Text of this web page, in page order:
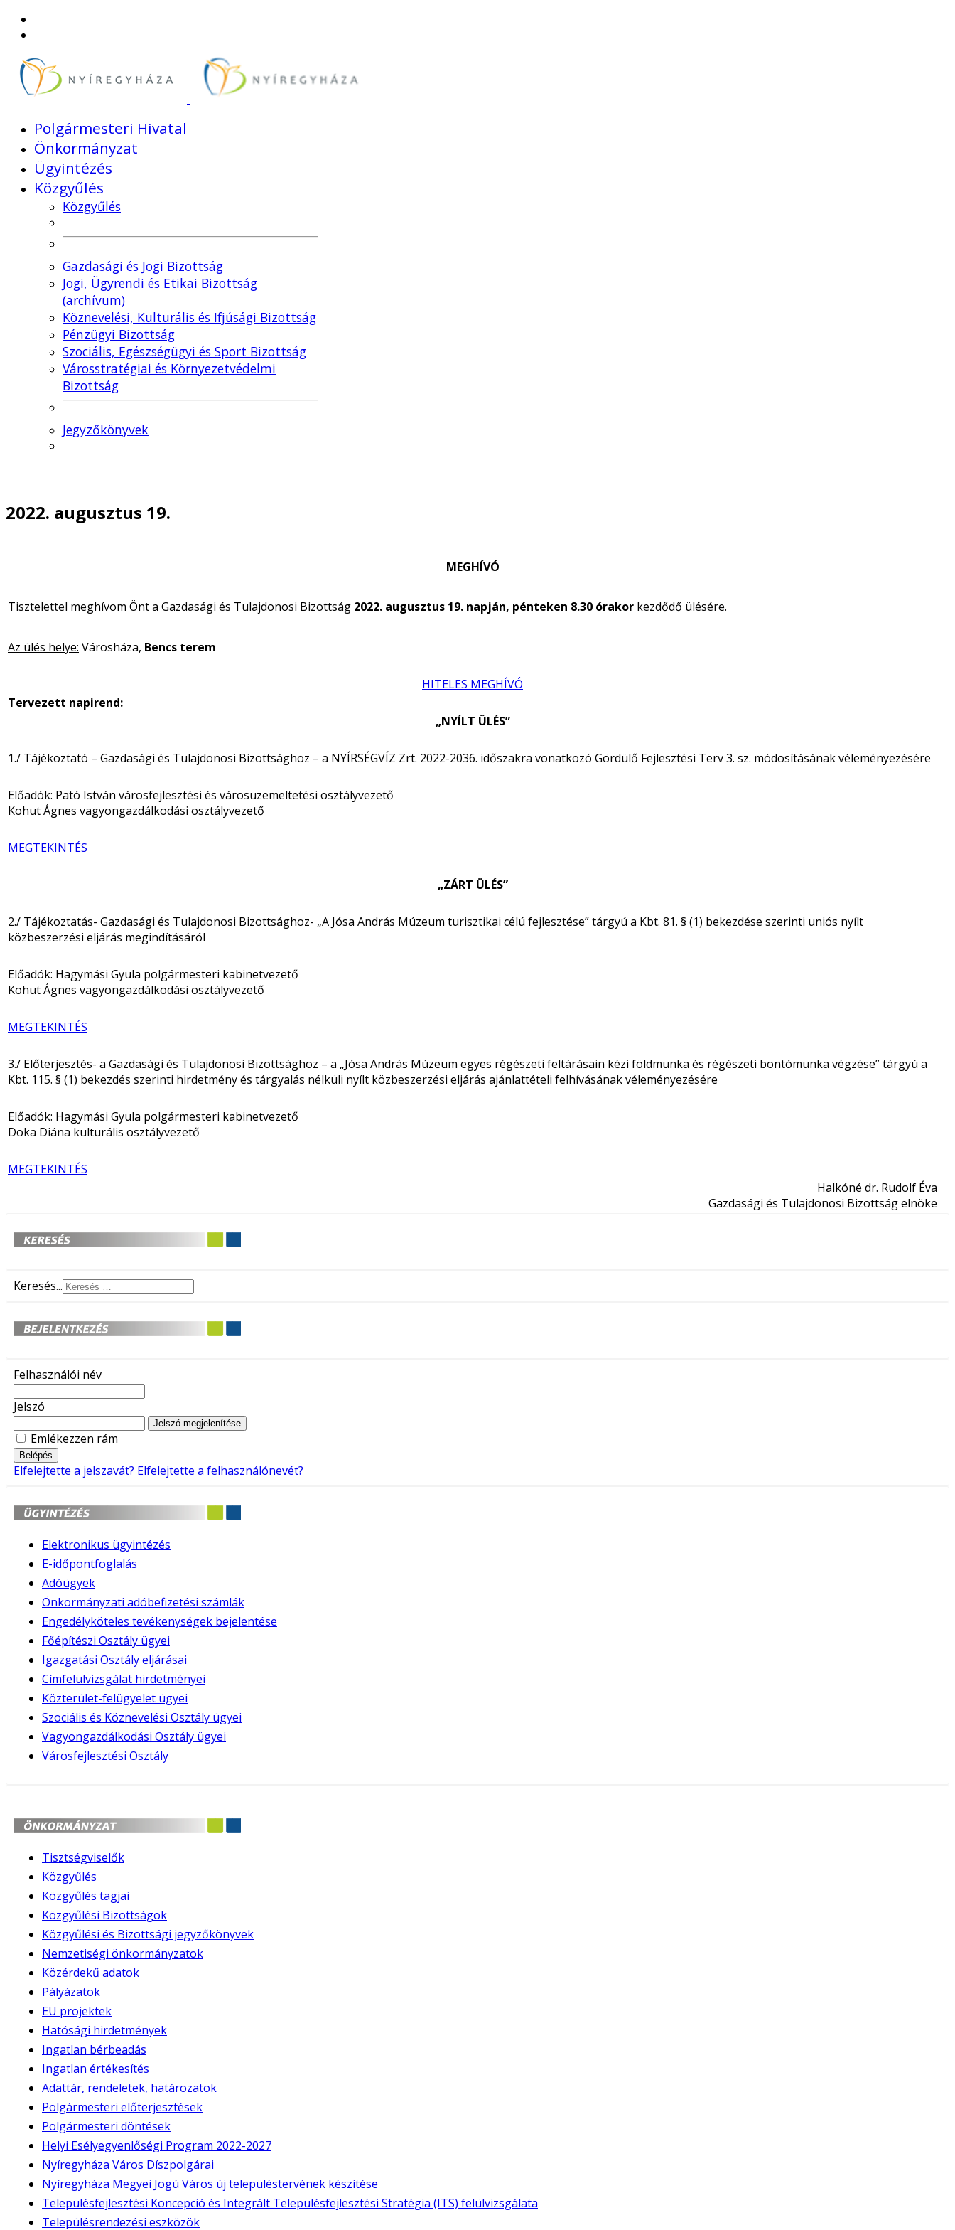
Polgármesteri Hivatal
Önkormányzat
Ügyintézés
Közgyűlés
Közgyűlés
Gazdasági és Jogi Bizottság
Jogi, Ügyrendi és Etikai Bizottság
(archívum)
Köznevelési, Kulturális és Ifjúsági Bizottság
Pénzügyi Bizottság
Szociális, Egészségügyi és Sport Bizottság
Városstratégiai és Környezetvédelmi
Bizottság
Jegyzőkönyvek
2022. augusztus 19.
MEGHÍVÓ
Tisztelettel meghívom Önt a Gazdasági és Tulajdonosi Bizottság 2022. augusztus 19. napján, pénteken 8.30 órakor kezdődő ülésére.
Az ülés helye: Városháza, Bencs terem
HITELES MEGHÍVÓ
Tervezett napirend:
„NYÍLT ÜLÉS”
1./ Tájékoztató – Gazdasági és Tulajdonosi Bizottsághoz – a NYÍRSÉGVÍZ Zrt. 2022-2036. időszakra vonatkozó Gördülő Fejlesztési Terv 3. sz. módosításának véleményezésére
Előadók: Pató István városfejlesztési és városüzemeltetési osztályvezető
Kohut Ágnes vagyongazdálkodási osztályvezető
MEGTEKINTÉS
„ZÁRT ÜLÉS”
2./ Tájékoztatás- Gazdasági és Tulajdonosi Bizottsághoz- „A Jósa András Múzeum turisztikai célú fejlesztése” tárgyú a Kbt. 81. § (1) bekezdése szerinti uniós nyílt
közbeszerzési eljárás megindításáról
Előadók: Hagymási Gyula polgármesteri kabinetvezető
Kohut Ágnes vagyongazdálkodási osztályvezető
MEGTEKINTÉS
3./ Előterjesztés- a Gazdasági és Tulajdonosi Bizottsághoz – a „Jósa András Múzeum egyes régészeti feltárásain kézi földmunka és régészeti bontómunka végzése” tárgyú a
Kbt. 115. § (1) bekezdés szerinti hirdetmény és tárgyalás nélküli nyílt közbeszerzési eljárás ajánlattételi felhívásának véleményezésére
Előadók: Hagymási Gyula polgármesteri kabinetvezető
Doka Diána kulturális osztályvezető
MEGTEKINTÉS
Halkóné dr. Rudolf Éva
Gazdasági és Tulajdonosi Bizottság elnöke
Keresés...
Felhasználói név
Jelszó
Jelszó megjelenítése
Emlékezzen rám
Belépés
Elfelejtette a jelszavát? Elfelejtette a felhasználónevét?
Elektronikus ügyintézés
E-időpontfoglalás
Adóügyek
Önkormányzati adóbefizetési számlák
Engedélyköteles tevékenységek bejelentése
Főépítészi Osztály ügyei
Igazgatási Osztály eljárásai
Címfelülvizsgálat hirdetményei
Közterület-felügyelet ügyei
Szociális és Köznevelési Osztály ügyei
Vagyongazdálkodási Osztály ügyei
Városfejlesztési Osztály
Tisztségviselők
Közgyűlés
Közgyűlés tagjai
Közgyűlési Bizottságok
Közgyűlési és Bizottsági jegyzőkönyvek
Nemzetiségi önkormányzatok
Közérdekű adatok
Pályázatok
EU projektek
Hatósági hirdetmények
Ingatlan bérbeadás
Ingatlan értékesítés
Adattár, rendeletek, határozatok
Polgármesteri előterjesztések
Polgármesteri döntések
Helyi Esélyegyenlőségi Program 2022-2027
Nyíregyháza Város Díszpolgárai
Nyíregyháza Megyei Jogú Város új településtervének készítése
Településfejlesztési Koncepció és Integrált Településfejlesztési Stratégia (ITS) felülvizsgálata
Településrendezési eszközök